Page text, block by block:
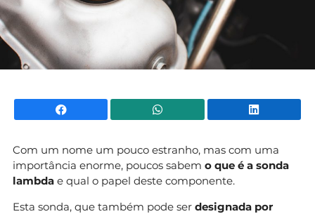
Facebook WhatsApp
Com um nome um pouco estranho, mas com uma
importância enorme, poucos sabem o que é a sonda
lambda e qual o papel deste componente.
Esta sonda, que também pode ser designada por